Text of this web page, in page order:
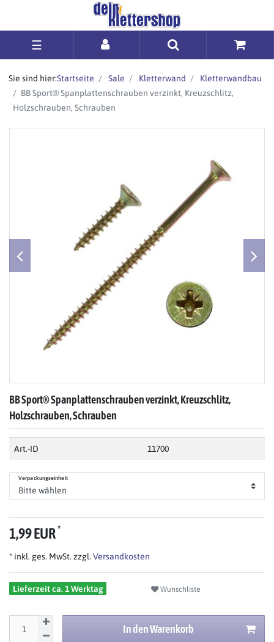
☰
Sie sind hier:Startseite Sale Kletterwand
Kletterwandbau
BB Sport® Spanplattenschrauben verzinkt, Kreuzschlitz,
Holzschrauben, Schrauben
BB Sport® Spanplattenschrauben verzinkt, Kreuzschlitz,
Holzschrauben, Schrauben
Art.-ID 11700
Verpackungseinheit
1,99 EUR*
* inkl. ges. MwSt. zzgl. Versandkosten
Lieferzeit ca. 1 Werktag Wunschliste
In den Warenkorb